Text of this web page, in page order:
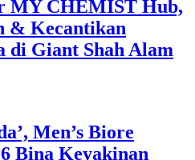
MY CHEMIST Hub,
& Kecantikan
di Giant Shah Alam
Men’s Biore
Bina Keyakinan